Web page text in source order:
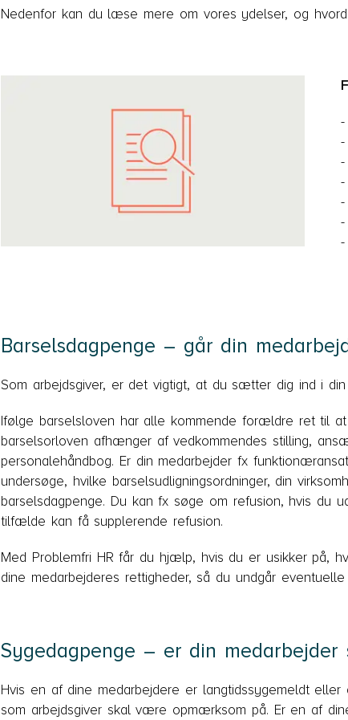
Nedenfor kan du læse mere om vores ydelser, og
-
-
-
-
-
Barselsdagpenge – går din
Som arbejdsgiver, er det vigtigt, at du sætter dig ind i
Ifølge barselsloven har alle kommende forældre ret til
barselsorloven afhænger af vedkommendes stilling,
personalehåndbog. Er din medarbejder fx
undersøge, hvilke barselsudligningsordninger, din
barselsdagpenge. Du kan fx søge om refusion, hvis du
tilfælde kan få supplerende refusion.
Med Problemfri HR får du hjælp, hvis du er usikker på,
dine medarbejderes rettigheder, så du undgår
Sygedagpenge – er din medarbejder
Hvis en af dine medarbejdere er langtidssygemeldt
som arbejdsgiver skal være opmærksom på. Er en af